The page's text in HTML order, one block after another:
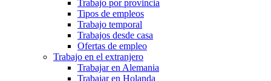
Trabajo por provincia
Tipos de empleos
Trabajo temporal
Trabajos desde casa
Ofertas de empleo
Trabajo en el extranjero
Trabajar en Alemania
Trabajar en Holanda